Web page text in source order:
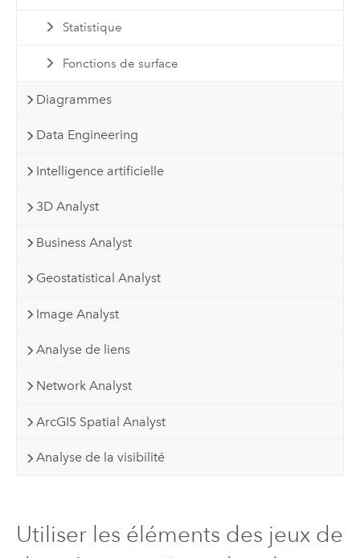
Statistique
Fonctions de surface
Diagrammes
Data Engineering
Intelligence artificielle
3D Analyst
Business Analyst
Geostatistical Analyst
Image Analyst
Analyse de liens
Network Analyst
ArcGIS Spatial Analyst
Analyse de la visibilité
Utiliser les éléments des jeux de